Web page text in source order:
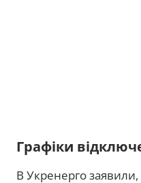
Графіки
В Укренерго